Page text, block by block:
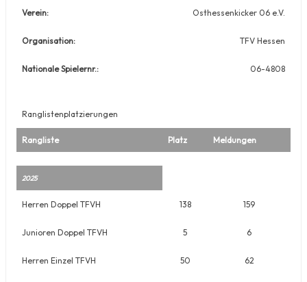
Verein: Osthessenkicker 06 e.V.
Organisation: TFV Hessen
Nationale Spielernr.: 06-4808
Ranglistenplatzierungen
Rangliste Platz Meldungen
2025
Herren Doppel TFVH 138 159
Junioren Doppel TFVH 5 6
Herren Einzel TFVH 50 62